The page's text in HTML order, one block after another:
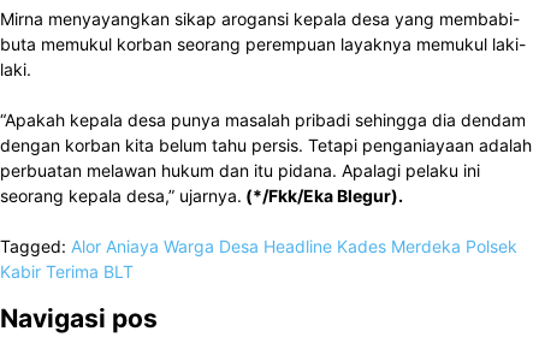
Mirna menyayangkan sikap arogansi kepala desa yang membabi-
buta memukul korban seorang perempuan layaknya memukul laki-
laki.
“Apakah kepala desa punya masalah pribadi sehingga dia dendam
dengan korban kita belum tahu persis. Tetapi penganiayaan adalah
perbuatan melawan hukum dan itu pidana. Apalagi pelaku ini
seorang kepala desa,” ujarnya. (*/Fkk/Eka Blegur).
Tagged: Alor Aniaya Warga Desa Headline Kades Merdeka Polsek
Kabir Terima BLT
Navigasi pos